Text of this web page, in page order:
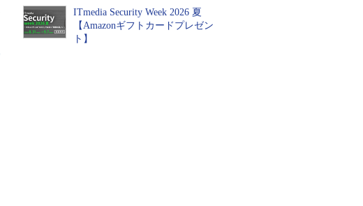
ITmedia Security Week 2026 夏
【Amazonギフトカードプレゼン
ト】